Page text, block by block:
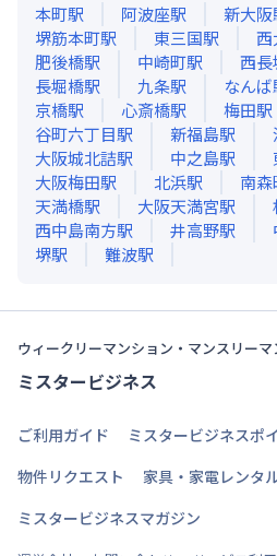
本町駅 阿波座駅 新大阪
堺筋本町駅 東三国駅 西
肥後橋駅 中崎町駅 西長
長堀橋駅 九条駅 なんば
京橋駅 心斎橋駅 梅田駅
谷町六丁目駅 新福島駅
大阪城北詰駅 中之島駅
大阪梅田駅 北浜駅 南森
天満橋駅 大阪天満宮駅
西中島南方駅 井高野駅
堺駅 難波駅
ウィークリーマンション・マンスリー
ミスタービジネス
ご利用ガイド
ミスタービジネスポ
物件リクエスト
家具・家電レンタ
ミスタービジネスマガジン